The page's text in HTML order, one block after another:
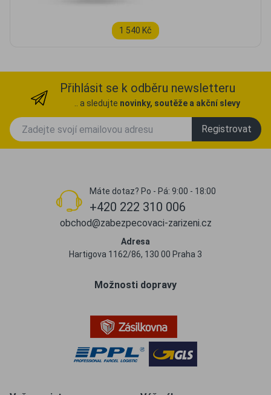
1 540 Kč
Přihlásit se k odběru newsletteru
.. a sledujte novinky, soutěže a akční slevy
Registrovat
Máte dotaz? Po - Pá: 9:00 - 18:00
+420 222 310 006
obchod@zabezpecovaci-zarizeni.cz
Adresa
Hartigova 1162/86, 130 00 Praha 3
Možnosti dopravy